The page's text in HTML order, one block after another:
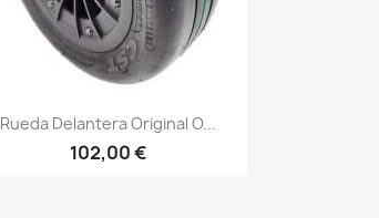
Vista rápida
Rueda Delantera Original O...
102,00 €